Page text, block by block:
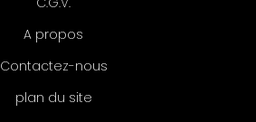
A propos
Contactez-nous
plan du site